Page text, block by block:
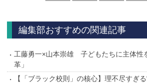
編集部おすすめの関連記事
工藤勇一×山本崇雄 子どもたちに主体性
革」
【「ブラック校則」の核心】理不尽すぎ